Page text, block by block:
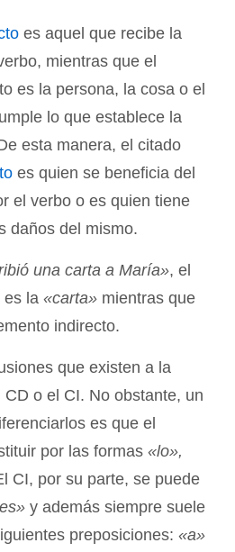
es aquel que recibe la
mientras que el
es la persona, la cosa o el
lo que establece la
esta manera, el citado
es quien se beneficia del
el verbo o es quien tiene
daños del mismo.
una carta a María», el
es la «carta» mientras que
indirecto.
que existen a la
o el CI. No obstante, un
es que el
por las formas «lo»,
CI, por su parte, se puede
y además siempre suele
preposiciones: «a»